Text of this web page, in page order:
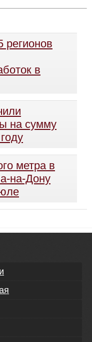
регионов
в
на сумму
метра в
на-Дону